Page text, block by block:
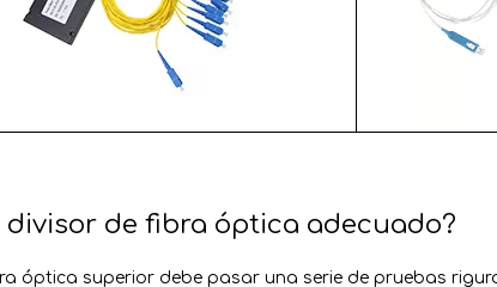
divisor de fibra óptica adecuado?
óptica superior debe pasar una serie de pruebas